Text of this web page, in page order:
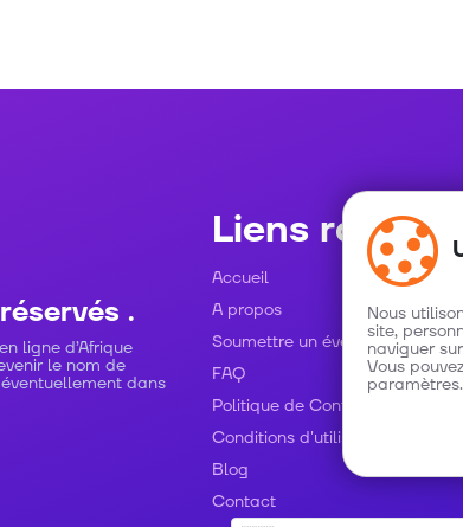
.
ligne d’Afrique
le nom de
dans
Liens rapides
Accueil
A propos
Soumettre un événement
FAQ
Politique de Confidentialité
Conditions d'utilisation
Blog
Contact
Nous
site,
naviguer
Vous
paramètres.